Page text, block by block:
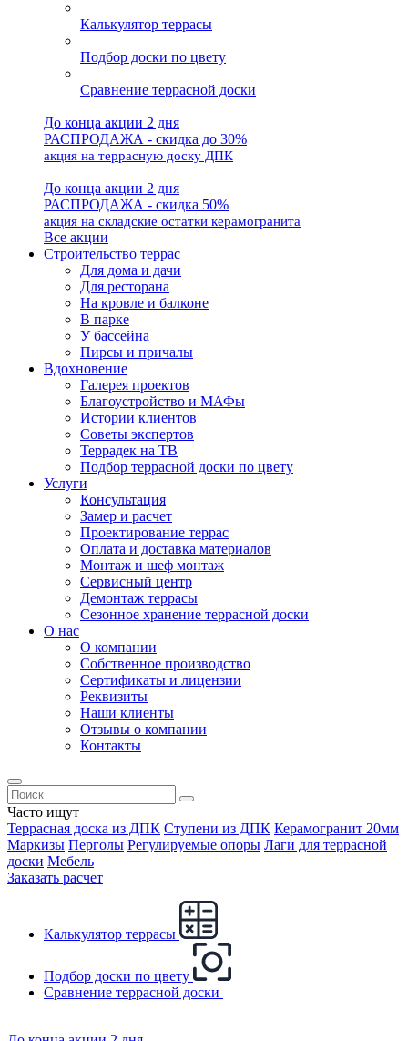
Калькулятор террасы
Подбор доски по цвету
Сравнение террасной доски
До конца акции 2 дня
РАСПРОДАЖА - скидка до 30%
акция на террасную доску ДПК
До конца акции 2 дня
РАСПРОДАЖА - скидка 50%
акция на складские остатки керамогранита
Все акции
Строительство террас
Для дома и дачи
Для ресторана
На кровле и балконе
В парке
У бассейна
Пирсы и причалы
Вдохновение
Галерея проектов
Благоустройство и МАФы
Истории клиентов
Советы экспертов
Террадек на ТВ
Подбор террасной доски по цвету
Услуги
Консультация
Замер и расчет
Проектирование террас
Оплата и доставка материалов
Монтаж и шеф монтаж
Сервисный центр
Демонтаж террасы
Сезонное хранение террасной доски
О нас
О компании
Собственное производство
Сертификаты и лицензии
Реквизиты
Наши клиенты
Отзывы о компании
Контакты
Часто ищут
Террасная доска из ДПК Ступени из ДПК Керамогранит 20мм
Маркизы Перголы Регулируемые опоры Лаги для террасной
доски Мебель
Заказать расчет
Калькулятор террасы
Подбор доски по цвету
Сравнение террасной доски